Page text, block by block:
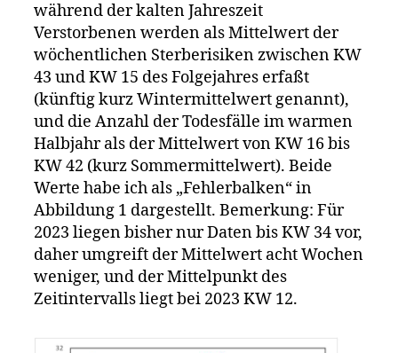
während der kalten Jahreszeit
Verstorbenen werden als Mittelwert der
wöchentlichen Sterberisiken zwischen KW
43 und KW 15 des Folgejahres erfaßt
(künftig kurz Wintermittelwert genannt),
und die Anzahl der Todesfälle im warmen
Halbjahr als der Mittelwert von KW 16 bis
KW 42 (kurz Sommermittelwert). Beide
Werte habe ich als „Fehlerbalken“ in
Abbildung 1 dargestellt. Bemerkung: Für
2023 liegen bisher nur Daten bis KW 34 vor,
daher umgreift der Mittelwert acht Wochen
weniger, und der Mittelpunkt des
Zeitintervalls liegt bei 2023 KW 12.